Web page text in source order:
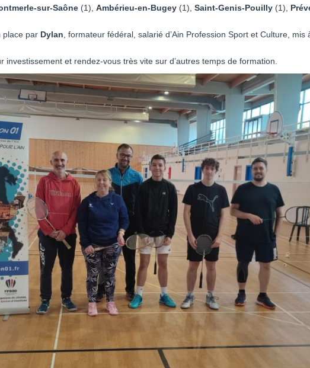
sur-Saône (1), Ambérieu-en-Bugey (1), Saint-Genis-Pouilly (1),
place par Dylan , formateur fédéral, salarié d’Ain Profession Sport et Culture,
investissement et rendez-vous très vite sur d’autres temps de formation.